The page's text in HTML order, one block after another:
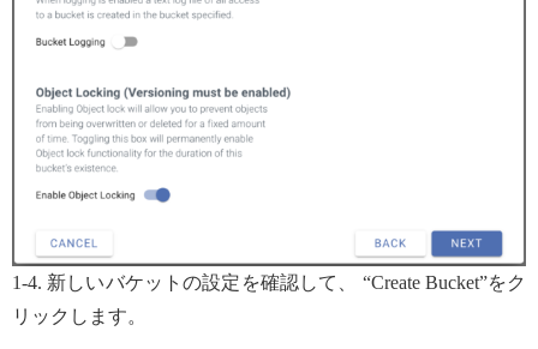
1-4. 新しいバケットの設定を確認して、 “Create Bucket”をク
リックします。